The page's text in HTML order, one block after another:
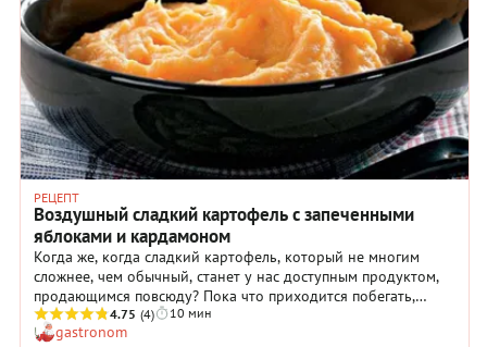
РЕЦЕПТ
Воздушный сладкий картофель с запеченными
яблоками и кардамоном
Когда же, когда сладкий картофель, который не многим
сложнее, чем обычный, станет у нас доступным продуктом,
продающимся повсюду? Пока что приходится побегать,
чтобы его найти. Но это стоит сделать – хотя бы ради этого
прекрасного пюре.
4.75 (4) 10 мин
gastronom